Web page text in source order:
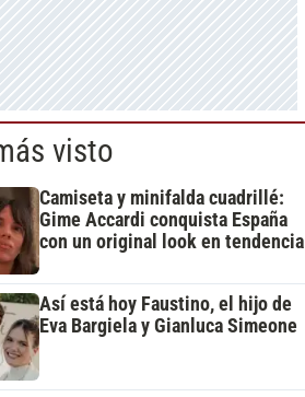
visto
Camiseta y minifalda cuadrillé:
Gime Accardi conquista España
con un original look en tendencia
Así está hoy Faustino, el hijo de
Eva Bargiela y Gianluca Simeone